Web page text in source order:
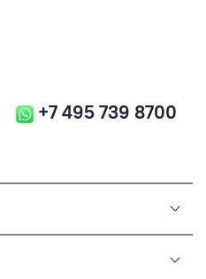
+7 495 739 8700